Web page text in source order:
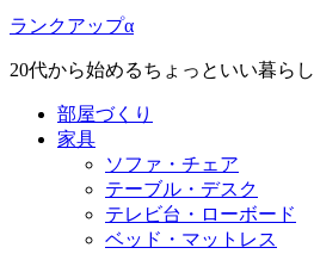
ランクアップα
20代から始めるちょっといい暮らし
部屋づくり
家具
ソファ・チェア
テーブル・デスク
テレビ台・ローボード
ベッド・マットレス